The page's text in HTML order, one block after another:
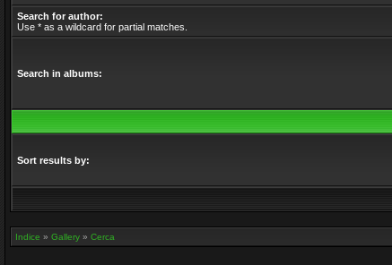
Search for author:
Use * as a wildcard for partial matches.
Search in albums:
Sort results by:
Indice » Gallery » Cerca